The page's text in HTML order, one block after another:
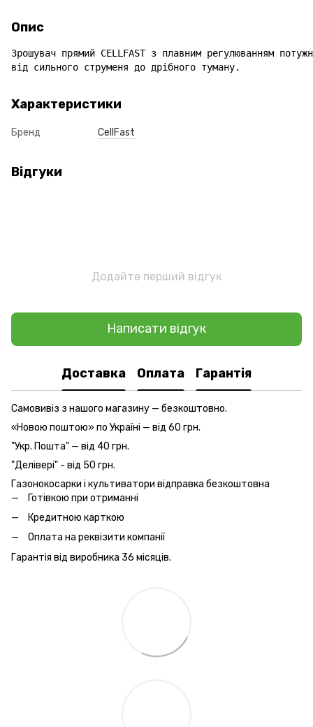
Опис
Зрошувач прямий CELLFAST з плавним регулюванням
від сильного струменя до дрібного туману.
Характеристики
Бренд CellFast
Відгуки
Додайте перший відгук
Написати відгук
Доставка Оплата Гарантія
Самовивіз з нашого магазину — безкоштовно.
«Новою поштою» по Україні — від 60 грн.
"Укр. Пошта" — від 40 грн.
"Делівері" - від 50 грн.
Газонокосарки і культиватори відправка безкоштовна
Готівкою при отриманні
Кредитною карткою
Оплата на реквізити компанії
Гарантія від виробника 36 місяців.